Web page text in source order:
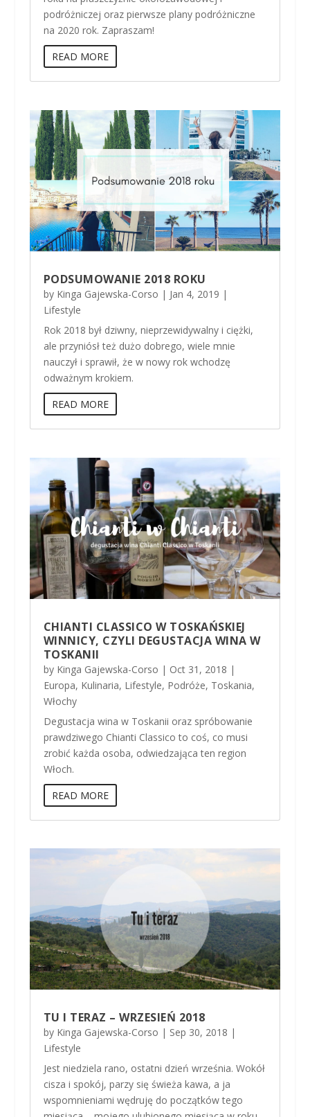
podróżniczej oraz pierwsze plany podróżniczne
na 2020 rok. Zapraszam!
READ MORE
PODSUMOWANIE 2018 ROKU
by Kinga Gajewska-Corso | Jan 4, 2019 |
Lifestyle
Rok 2018 był dziwny, nieprzewidywalny i ciężki,
ale przyniósł też dużo dobrego, wiele mnie
nauczył i sprawił, że w nowy rok wchodzę
odważnym krokiem.
READ MORE
CHIANTI CLASSICO W TOSKAŃSKIEJ
WINNICY, CZYLI DEGUSTACJA WINA W
TOSKANII
by Kinga Gajewska-Corso | Oct 31, 2018 |
Europa, Kulinaria, Lifestyle, Podróże, Toskania,
Włochy
Degustacja wina w Toskanii oraz spróbowanie
prawdziwego Chianti Classico to coś, co musi
zrobić każda osoba, odwiedzająca ten region
Włoch.
READ MORE
TU I TERAZ – WRZESIEŃ 2018
by Kinga Gajewska-Corso | Sep 30, 2018 |
Lifestyle
Jest niedziela rano, ostatni dzień września. Wokół
cisza i spokój, parzy się świeża kawa, a ja
wspomnieniami wędruję do początków tego